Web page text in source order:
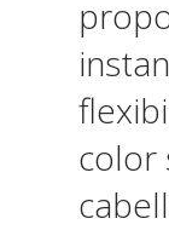
color